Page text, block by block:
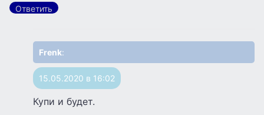
Ответить
Frenk:
15.05.2020 в 16:02
Купи и будет.